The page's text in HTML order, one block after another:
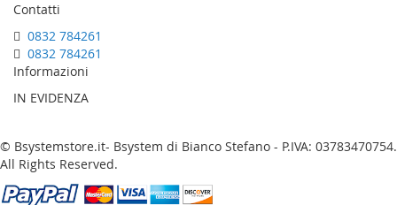
Contatti
0832 784261
0832 784261
Informazioni
IN EVIDENZA
© Bsystemstore.it- Bsystem di Bianco Stefano - P.IVA: 03783470754.
All Rights Reserved.